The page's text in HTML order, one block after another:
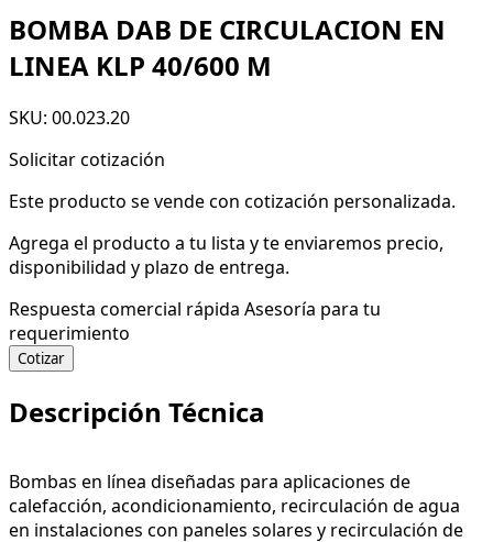
BOMBA DAB DE CIRCULACION EN
LINEA KLP 40/600 M
SKU: 00.023.20
Solicitar cotización
Este producto se vende con cotización personalizada.
Agrega el producto a tu lista y te enviaremos precio,
disponibilidad y plazo de entrega.
Respuesta comercial rápida Asesoría para tu
requerimiento
Cotizar
Descripción Técnica
Bombas en línea diseñadas para aplicaciones de
calefacción, acondicionamiento, recirculación de agua
en instalaciones con paneles solares y recirculación de